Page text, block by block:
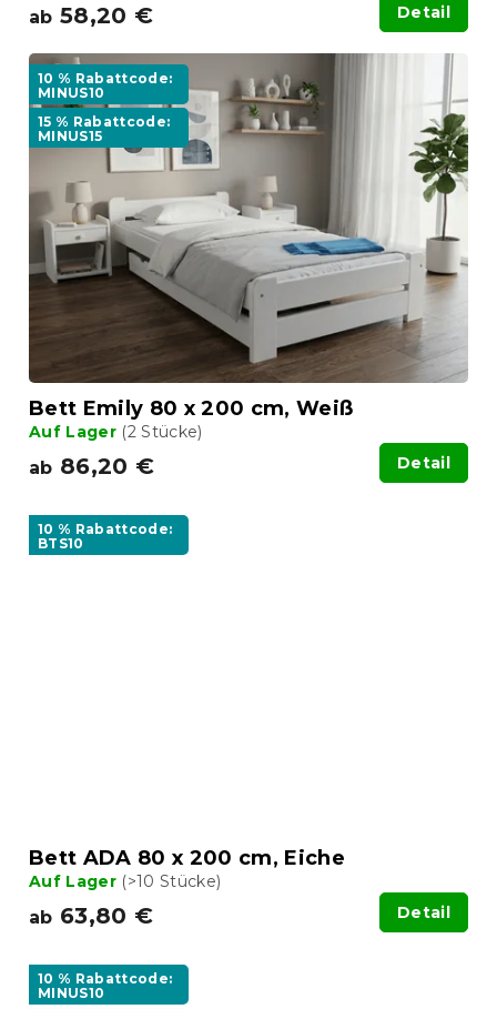
ab 58,20 € Detail
10 % Rabattcode:
MINUS10
15 % Rabattcode:
MINUS15
Bett Emily 80 x 200 cm, Weiß
Auf Lager (2 Stücke)
ab 86,20 € Detail
10 % Rabattcode:
BTS10
Bett ADA 80 x 200 cm, Eiche
Auf Lager (>10 Stücke)
ab 63,80 € Detail
10 % Rabattcode:
MINUS10